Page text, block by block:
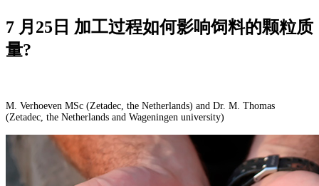
7 月25日 加工过程如何影响饲料的颗粒质
量?
M. Verhoeven MSc (Zetadec, the Netherlands) and Dr. M. Thomas
(Zetadec, the Netherlands and Wageningen university)